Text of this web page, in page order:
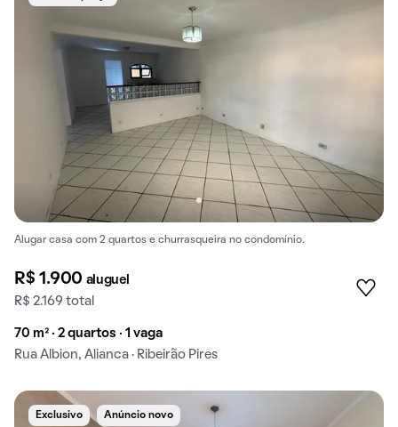
Alugar casa com 2 quartos e churrasqueira no condomínio.
R$ 1.900 aluguel
R$ 2.169 total
70 m² · 2 quartos · 1 vaga
Rua Albion, Alianca · Ribeirão Pires
Exclusivo Anúncio novo